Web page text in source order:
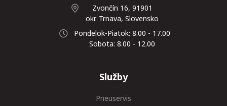
Zvončín 16, 91901
okr. Trnava, Slovensko
Pondelok-Piatok: 8.00 - 17.00
Sobota: 8.00 - 12.00
Služby
Pneuservis